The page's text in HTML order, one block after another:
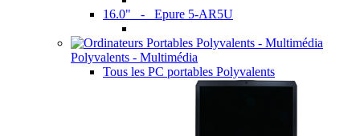
16.0" - Epure 5-AR5U
Polyvalents - Multimédia
Tous les PC portables Polyvalents